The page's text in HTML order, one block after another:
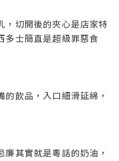
，切開後的夾心是店家特
多士簡直是超級罪惡食
飲品，入口細滑延綿，
其實就是粵話的奶油，